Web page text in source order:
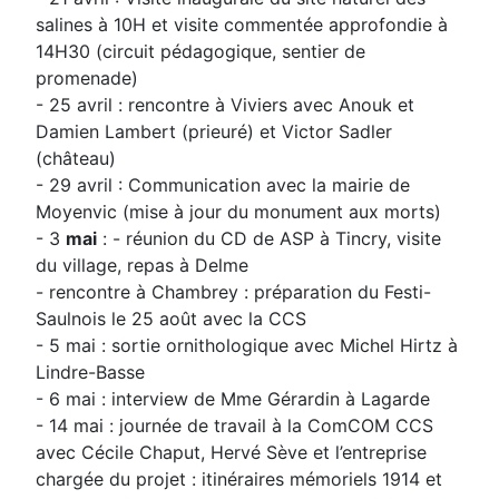
salines à 10H et visite commentée approfondie à
14H30 (circuit pédagogique, sentier de
promenade)
- 25 avril : rencontre à Viviers avec Anouk et
Damien Lambert (prieuré) et Victor Sadler
(château)
- 29 avril : Communication avec la mairie de
Moyenvic (mise à jour du monument aux morts)
- 3 mai : - réunion du CD de ASP à Tincry, visite
du village, repas à Delme
- rencontre à Chambrey : préparation du Festi-
Saulnois le 25 août avec la CCS
- 5 mai : sortie ornithologique avec Michel Hirtz à
Lindre-Basse
- 6 mai : interview de Mme Gérardin à Lagarde
- 14 mai : journée de travail à la ComCOM CCS
avec Cécile Chaput, Hervé Sève et l’entreprise
chargée du projet : itinéraires mémoriels 1914 et